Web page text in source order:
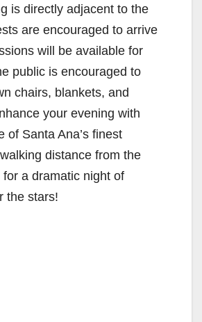
is directly adjacent to the
are encouraged to arrive
will be available for
public is encouraged to
chairs, blankets, and
your evening with
of Santa Ana’s finest
distance from the
a dramatic night of
the stars!